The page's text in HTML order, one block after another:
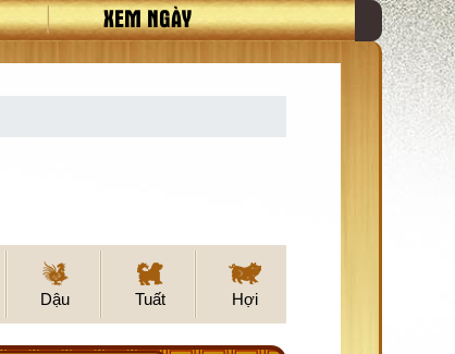
XEM NGÀY
Dậu Tuất Hợi